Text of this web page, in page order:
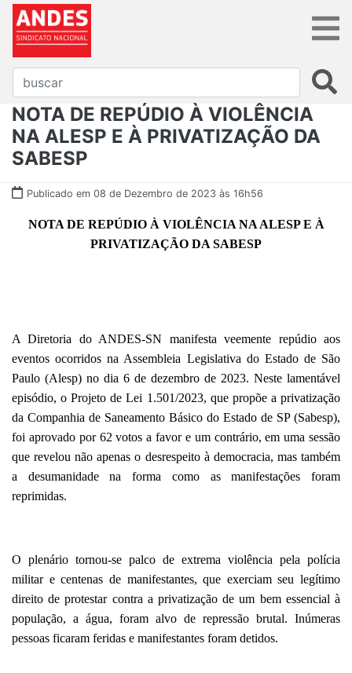
NOTA DE REPÚDIO À VIOLÊNCIA
NA ALESP E À PRIVATIZAÇÃO DA
SABESP
Publicado em 08 de Dezembro de 2023 às 16h56
NOTA DE REPÚDIO À VIOLÊNCIA NA ALESP E À
PRIVATIZAÇÃO DA SABESP
A Diretoria do ANDES-SN manifesta veemente repúdio aos
eventos ocorridos na Assembleia Legislativa do Estado de São
Paulo (Alesp) no dia 6 de dezembro de 2023. Neste lamentável
episódio, o Projeto de Lei 1.501/2023, que propõe a privatização
da Companhia de Saneamento Básico do Estado de SP (Sabesp),
foi aprovado por 62 votos a favor e um contrário, em uma sessão
que revelou não apenas o desrespeito à democracia, mas também
a desumanidade na forma como as manifestações foram
reprimidas.
O plenário tornou-se palco de extrema violência pela polícia
militar e centenas de manifestantes, que exerciam seu legítimo
direito de protestar contra a privatização de um bem essencial à
população, a água, foram alvo de repressão brutal. Inúmeras
pessoas ficaram feridas e manifestantes foram detidos.